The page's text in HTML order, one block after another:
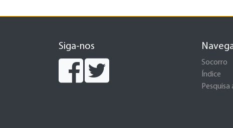
Siga-nos
Socorro
Índice